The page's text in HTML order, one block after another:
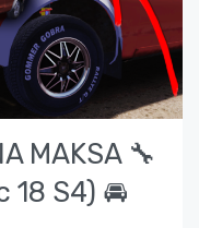
MAKSA 🔧
18 S4) 🚘